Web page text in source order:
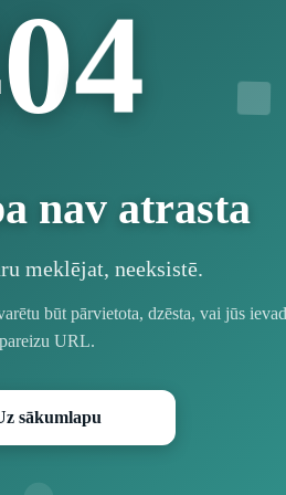
04
nav atrasta
meklējat, neeksistē.
būt pārvietota, dzēsta, vai jūs
URL.
sākumlapu